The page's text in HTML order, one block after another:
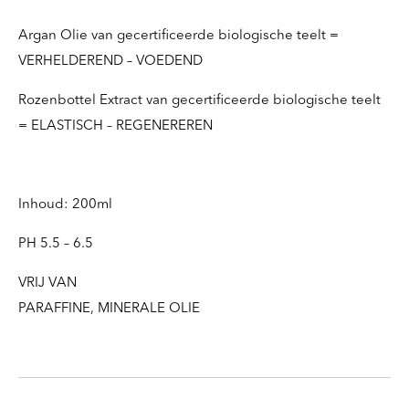
Argan Olie van gecertificeerde biologische teelt =
VERHELDEREND – VOEDEND
Rozenbottel Extract van gecertificeerde biologische teelt
= ELASTISCH – REGENEREREN
Inhoud: 200ml
PH 5.5 – 6.5
VRIJ VAN
PARAFFINE, MINERALE OLIE